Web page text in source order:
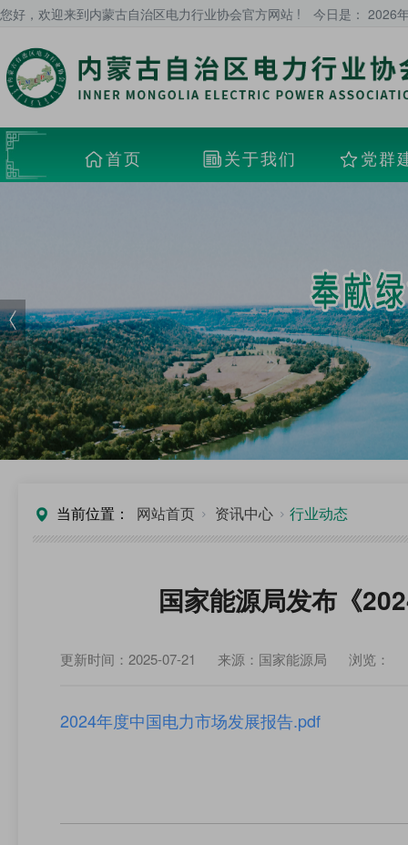
您好，欢迎来到内蒙古自治区电力行业协会官方网站 ! 今日是： 2026
首页 关于我们 党群
当前位置： 网站首页 资讯中心 行业动态
国家能源局发布《
更新时间：2025-07-21 来源：国家能源局 浏览：
2024年度中国电力市场发展报告.pdf